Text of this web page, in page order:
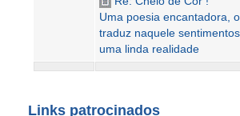
Uma poesia encantadora,
traduz naquele
uma linda realidade
Links patrocinados